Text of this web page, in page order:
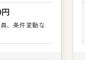
ダイニング体験
テル内の中国
1つ星を獲得す
まる環境で
円
、条件変動な